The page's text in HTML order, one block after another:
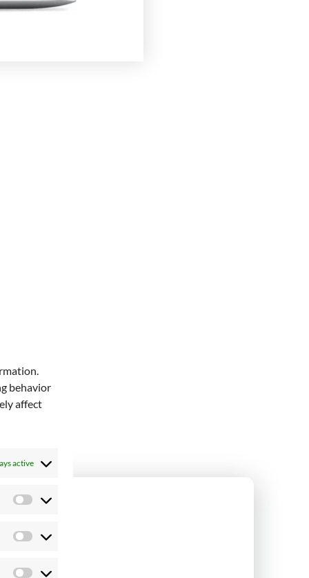
behavior
affect
active
Preferences
Statistics